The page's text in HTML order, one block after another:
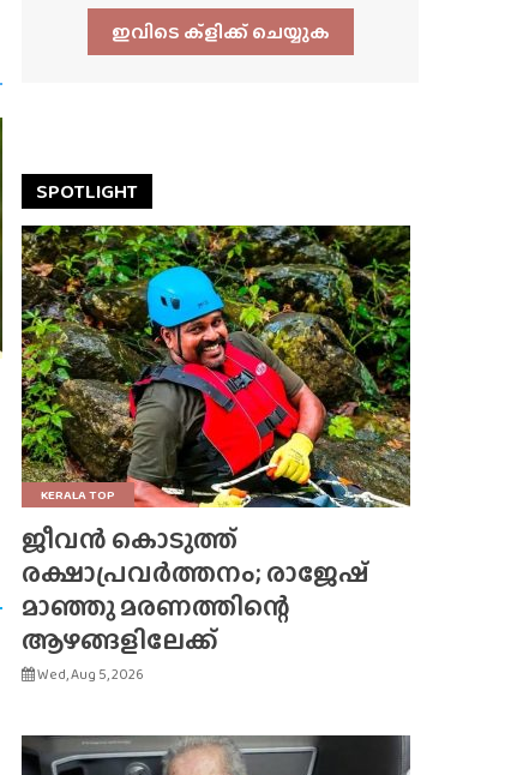
ഇവിടെ ക്ളിക്ക്‌ ചെയ്യുക
SPOTLIGHT
KERALA TOP
ജീവൻ കൊടുത്ത്
രക്ഷാപ്രവർത്തനം; രാജേഷ്
മാഞ്ഞു മരണത്തിന്റെ
ആഴങ്ങളിലേക്ക്
Wed, Aug 5, 2026